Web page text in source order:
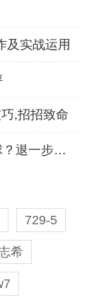
及实战运用
,招招致命
(马教练)怎样接好急长下旋球？退一步海阔天空！
729-5
希